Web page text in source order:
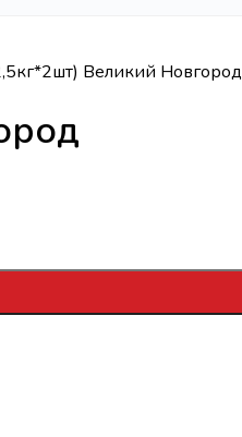
Великий Новгород